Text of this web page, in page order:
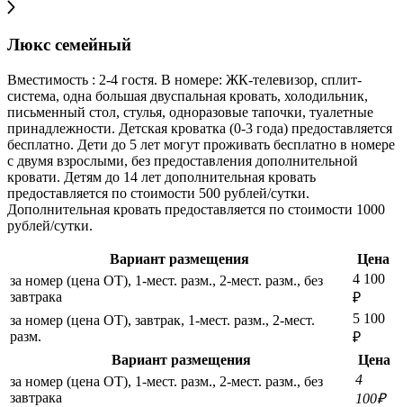
Люкс семейный
Вместимость : 2-4 гостя. В номере: ЖК-телевизор, сплит-
система, одна большая двуспальная кровать, холодильник,
письменный стол, стулья, одноразовые тапочки, туалетные
принадлежности. Детская кроватка (0-3 года) предоставляется
бесплатно. Дети до 5 лет могут проживать бесплатно в номере
с двумя взрослыми, без предоставления дополнительной
кровати. Детям до 14 лет дополнительная кровать
предоставляется по стоимости 500 рублей/сутки.
Дополнительная кровать предоставляется по стоимости 1000
рублей/сутки.
Вариант размещения
Цена
за номер (цена ОТ), 1-мест. разм., 2-мест. разм., без
завтрака
4 100
₽
за номер (цена ОТ), завтрак, 1-мест. разм., 2-мест.
разм.
5 100
₽
Вариант размещения
Цена
за номер (цена ОТ), 1-мест. разм., 2-мест. разм., без
завтрака
4
100₽